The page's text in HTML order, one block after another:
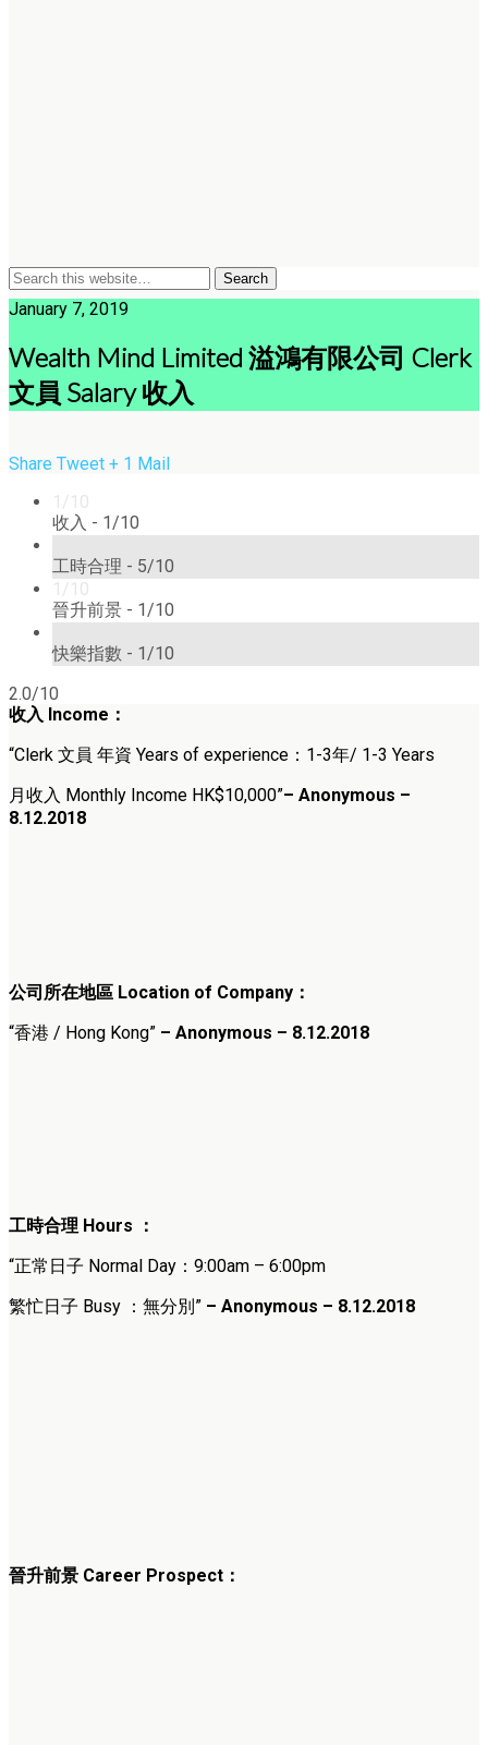
January 7, 2019
Wealth Mind Limited 溢鴻有限公司 Clerk
文員 Salary 收入
Share Tweet + 1 Mail
1/10
收入 - 1/10
工時合理 - 5/10
1/10
晉升前景 - 1/10
快樂指數 - 1/10
2.0/10
收入 Income：
“Clerk 文員 年資 Years of experience：1-3年/ 1-3 Years
月收入 Monthly Income HK$10,000”– Anonymous –
8.12.2018
公司所在地區 Location of Company：
“香港 / Hong Kong” – Anonymous – 8.12.2018
工時合理 Hours ：
“正常日子 Normal Day：9:00am – 6:00pm
繁忙日子 Busy ：無分別” – Anonymous – 8.12.2018
晉升前景 Career Prospect：